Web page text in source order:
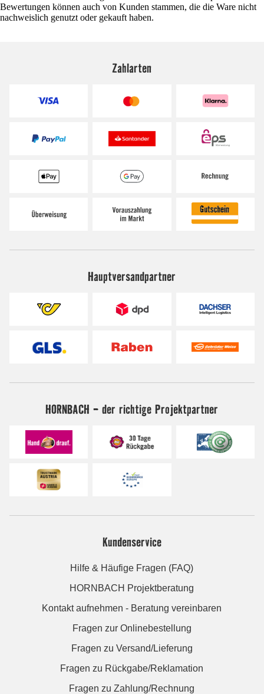
Bewertungen können auch von Kunden stammen, die die Ware nicht
nachweislich genutzt oder gekauft haben.
Zahlarten
Hauptversandpartner
HORNBACH - der richtige Projektpartner
Kundenservice
Hilfe & Häufige Fragen (FAQ)
HORNBACH Projektberatung
Kontakt aufnehmen - Beratung vereinbaren
Fragen zur Onlinebestellung
Fragen zu Versand/Lieferung
Fragen zu Rückgabe/Reklamation
Fragen zu Zahlung/Rechnung